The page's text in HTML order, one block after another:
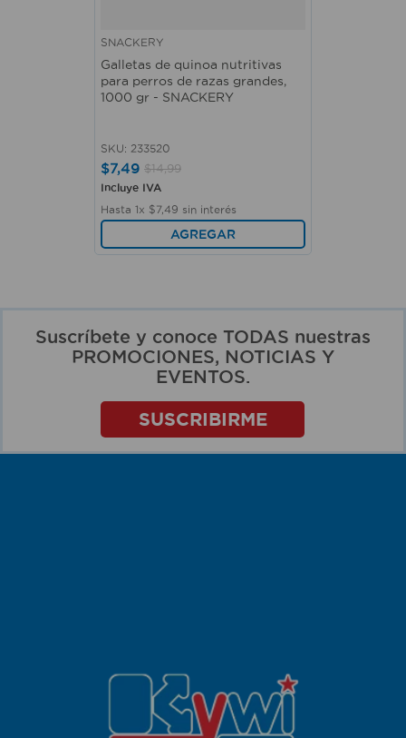
SNACKERY
Galletas de quinoa nutritivas
para perros de razas grandes,
1000 gr - SNACKERY
SKU: 233520
$7,49 $14,99
Incluye IVA
Hasta 1x $7,49 sin interés
AGREGAR
Suscríbete y conoce TODAS nuestras
PROMOCIONES, NOTICIAS Y
EVENTOS.
SUSCRIBIRME